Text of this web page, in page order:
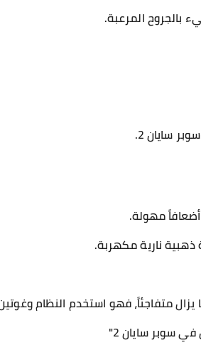
بالجروح المرعبة.
سايان 2.
مهولة.
سوبر سايان 2"